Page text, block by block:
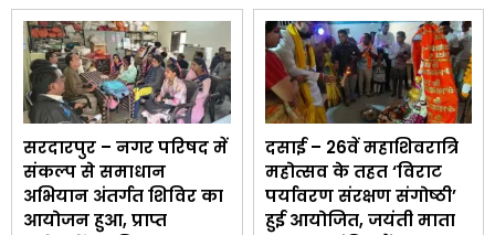
सरदारपुर – नगर परिषद में
संकल्प से समाधान
अभियान अंतर्गत शिविर का
आयोजन हुआ, प्राप्त
दसाई – 26वें महाशिवरात्रि
महोत्सव के तहत ‘विराट
पर्यावरण संरक्षण संगोष्ठी’
हुई आयोजित, जयंती माता